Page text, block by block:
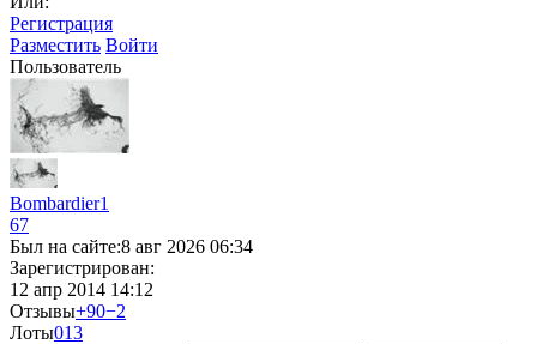
Регистрация
Разместить Войти
Пользователь
Bombardier1
67
Был на сайте:8 авг 2026 06:34
Зарегистрирован:
12 апр 2014 14:12
Отзывы+90−2
Лоты013